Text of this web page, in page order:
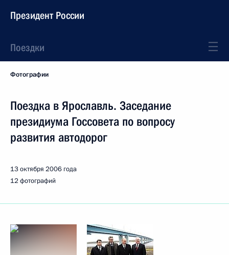
Президент России
Поездки
Фотографии
Поездка в Ярославль. Заседание
президиума Госсовета по вопросу
развития автодорог
13 октября 2006 года
12 фотографий